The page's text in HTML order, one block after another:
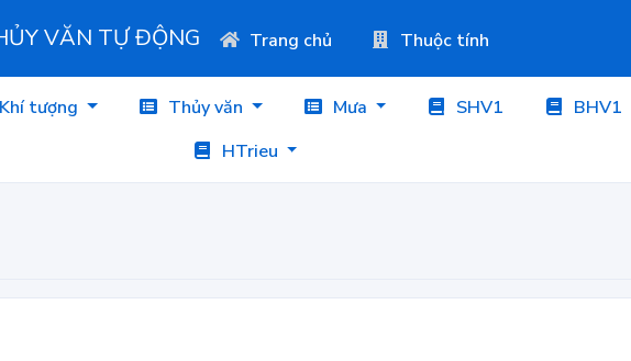
VĂN TỰ ĐỘNG Trang chủ Thuộc tính
Khí tượng Thủy văn Mưa SHV1 BHV1
HTrieu